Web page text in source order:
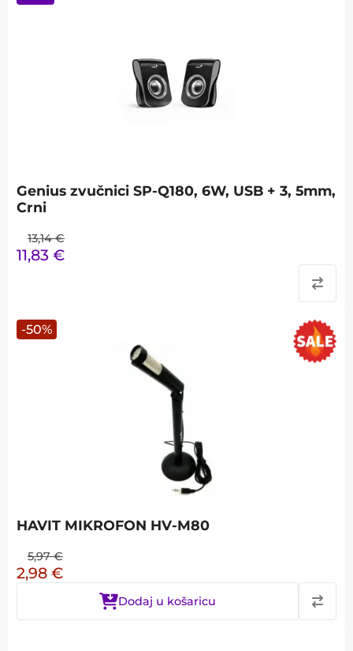
Genius zvučnici SP-Q180, 6W, USB + 3, 5mm,
Crni
13,14 €
11,83 €
HAVIT MIKROFON HV-M80
5,97 €
2,98 €
Dodaj u košaricu
-50%